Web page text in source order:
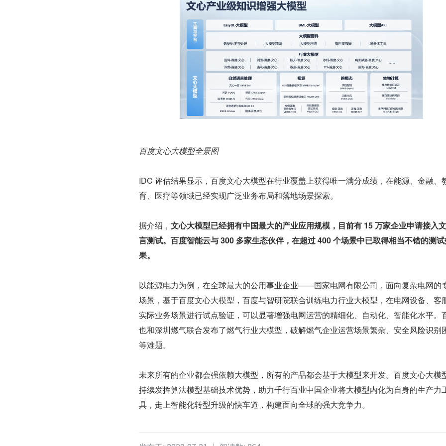
百度文心大模型全景图
IDC 评估结果显示，百度文心大模型在行业覆盖上获得唯一满分成绩，在能源、金融、
育、医疗等领域已经实现广泛业务布局和落地场景探索。
据介绍， 文心大模型已经拥有中国最大的产业应用规模，目前有 15 万家企业申请接入
言测试。百度智能云与 300 多家生态伙伴，在超过 400 个场景中已取得相当不错的测
果。
以能源电力为例，在全球最大的公用事业企业——国家电网有限公司，面向复杂电网的
场景，基于百度文心大模型，百度与智研院联合训练电力行业大模型，在电网设备、客
实际业务场景进行试点验证，可以显著增强电网运营的精细化、自动化、智能化水平。
也和深圳燃气联合发布了燃气行业大模型，破解燃气企业运营场景繁杂、安全风险识别
等难题。
未来所有的企业都会强依赖大模型，所有的产品都会基于大模型来开发。百度文心大模
持续发挥算法模型基础技术优势，助力千行百业中国企业将大模型内化为自身的生产力
具，走上智能化转型升级的快车道，构建面向全球的强大竞争力。